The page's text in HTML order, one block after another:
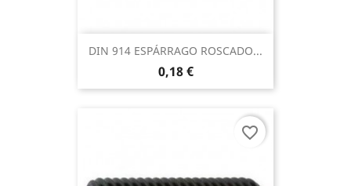
DIN 914 ESPÁRRAGO ROSCADO...
0,18 €
favorite_border